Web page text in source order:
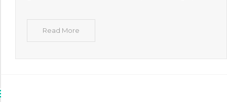
Read More